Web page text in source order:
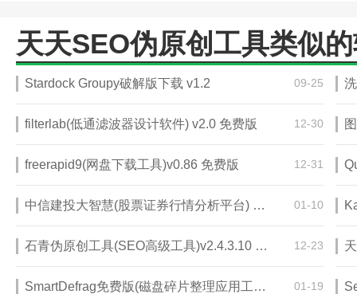
天天SEO伪原创工具类似
Stardock Groupy破解版下载 v1.2 09-25
filterlab(低通滤波器设计软件) v2.0 免费版 12-30
freerapid9(网盘下载工具)v0.86 免费版 12-31
中信建投大智慧(股票证券行情分析平台) 7.60 专业版 01-10
石青伪原创工具(SEO高级工具)v2.4.3.10 免费版 12-23
SmartDefrag免费版(磁盘碎片整理应用工具)v7.0.0.62 01-19